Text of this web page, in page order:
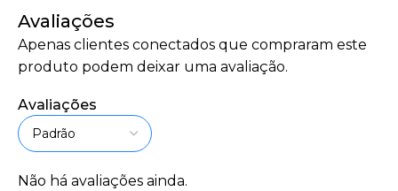
Avaliações
Avaliações
Não há avaliações ainda.
Apenas clientes conectados que compraram este
produto podem deixar uma avaliação.